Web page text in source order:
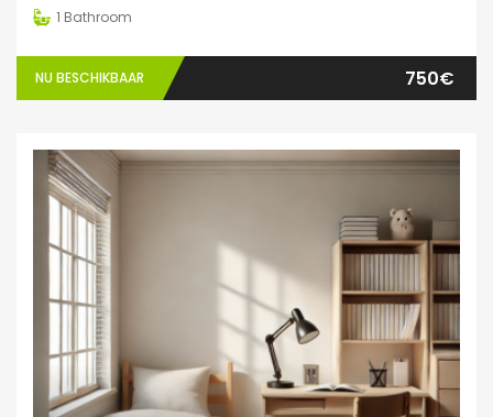
1 Bathroom
NU BESCHIKBAAR 750€